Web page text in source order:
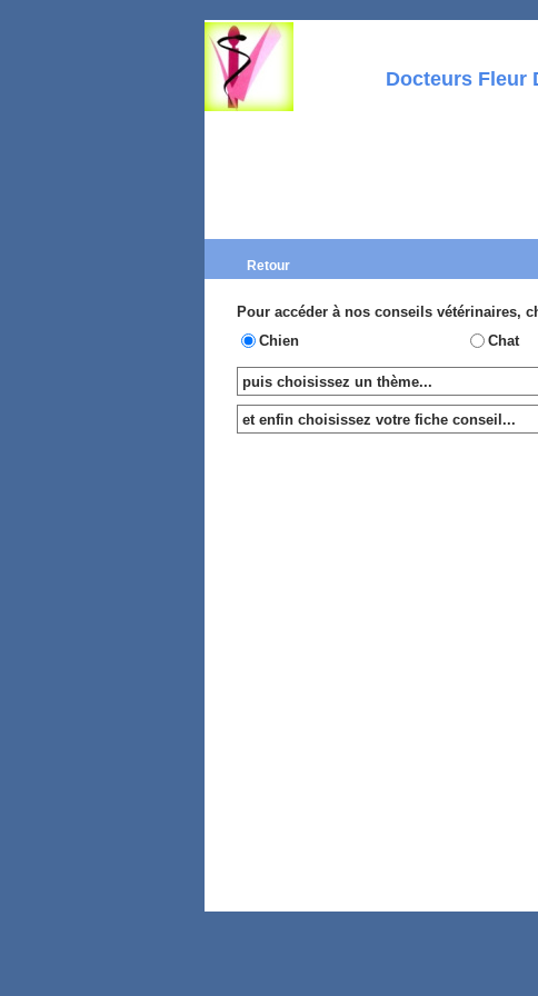
Retour
Docteurs Fleur
Pour accéder à nos conseils vétérinaires,
Chien
Chat